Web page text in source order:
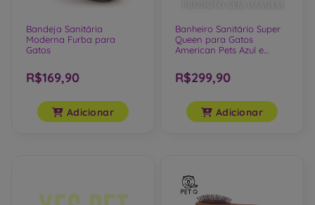
Bandeja Sanitária
Moderna Furba para
Gatos
R$169,90
Adicionar
Banheiro Sanitário Super
Queen para Gatos
American Pets Azul e
R$299,90
Adicionar